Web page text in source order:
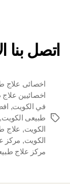
اتصل بنا
الوسوم
اخصائى علاج
اخصائيين
في الكويت,
طبيعى الكويت,
الكويت, علاج
الكويت, مركز
مركز علاج